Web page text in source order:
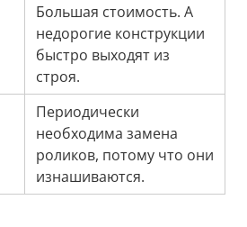
Большая стоимость. А
недорогие конструкции
быстро выходят из
строя.
Периодически
необходима замена
роликов, потому что они
изнашиваются.